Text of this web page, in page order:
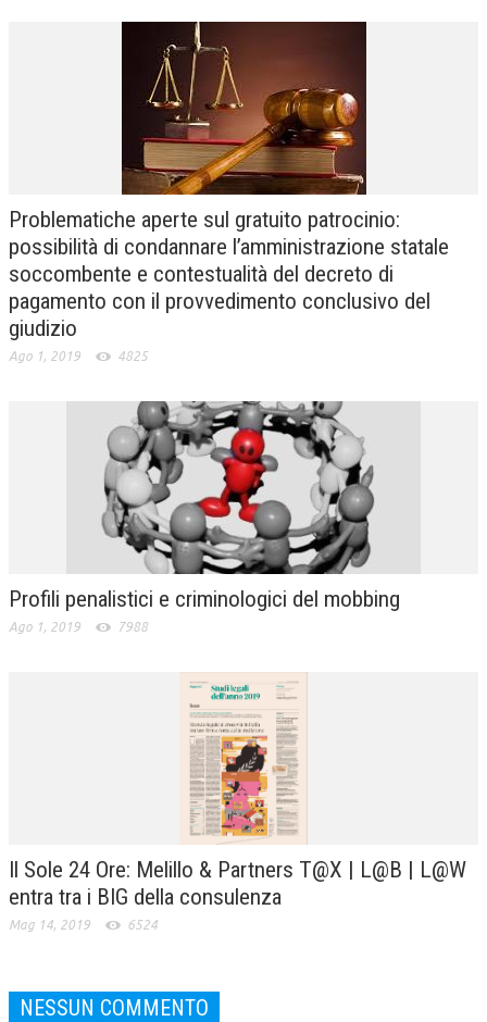
Problematiche aperte sul gratuito patrocinio:
possibilità di condannare l’amministrazione statale
soccombente e contestualità del decreto di
pagamento con il provvedimento conclusivo del
giudizio
Ago 1, 2019 4825
Profili penalistici e criminologici del mobbing
Ago 1, 2019 7988
Il Sole 24 Ore: Melillo & Partners T@X | L@B | L@W
entra tra i BIG della consulenza
Mag 14, 2019 6524
NESSUN COMMENTO